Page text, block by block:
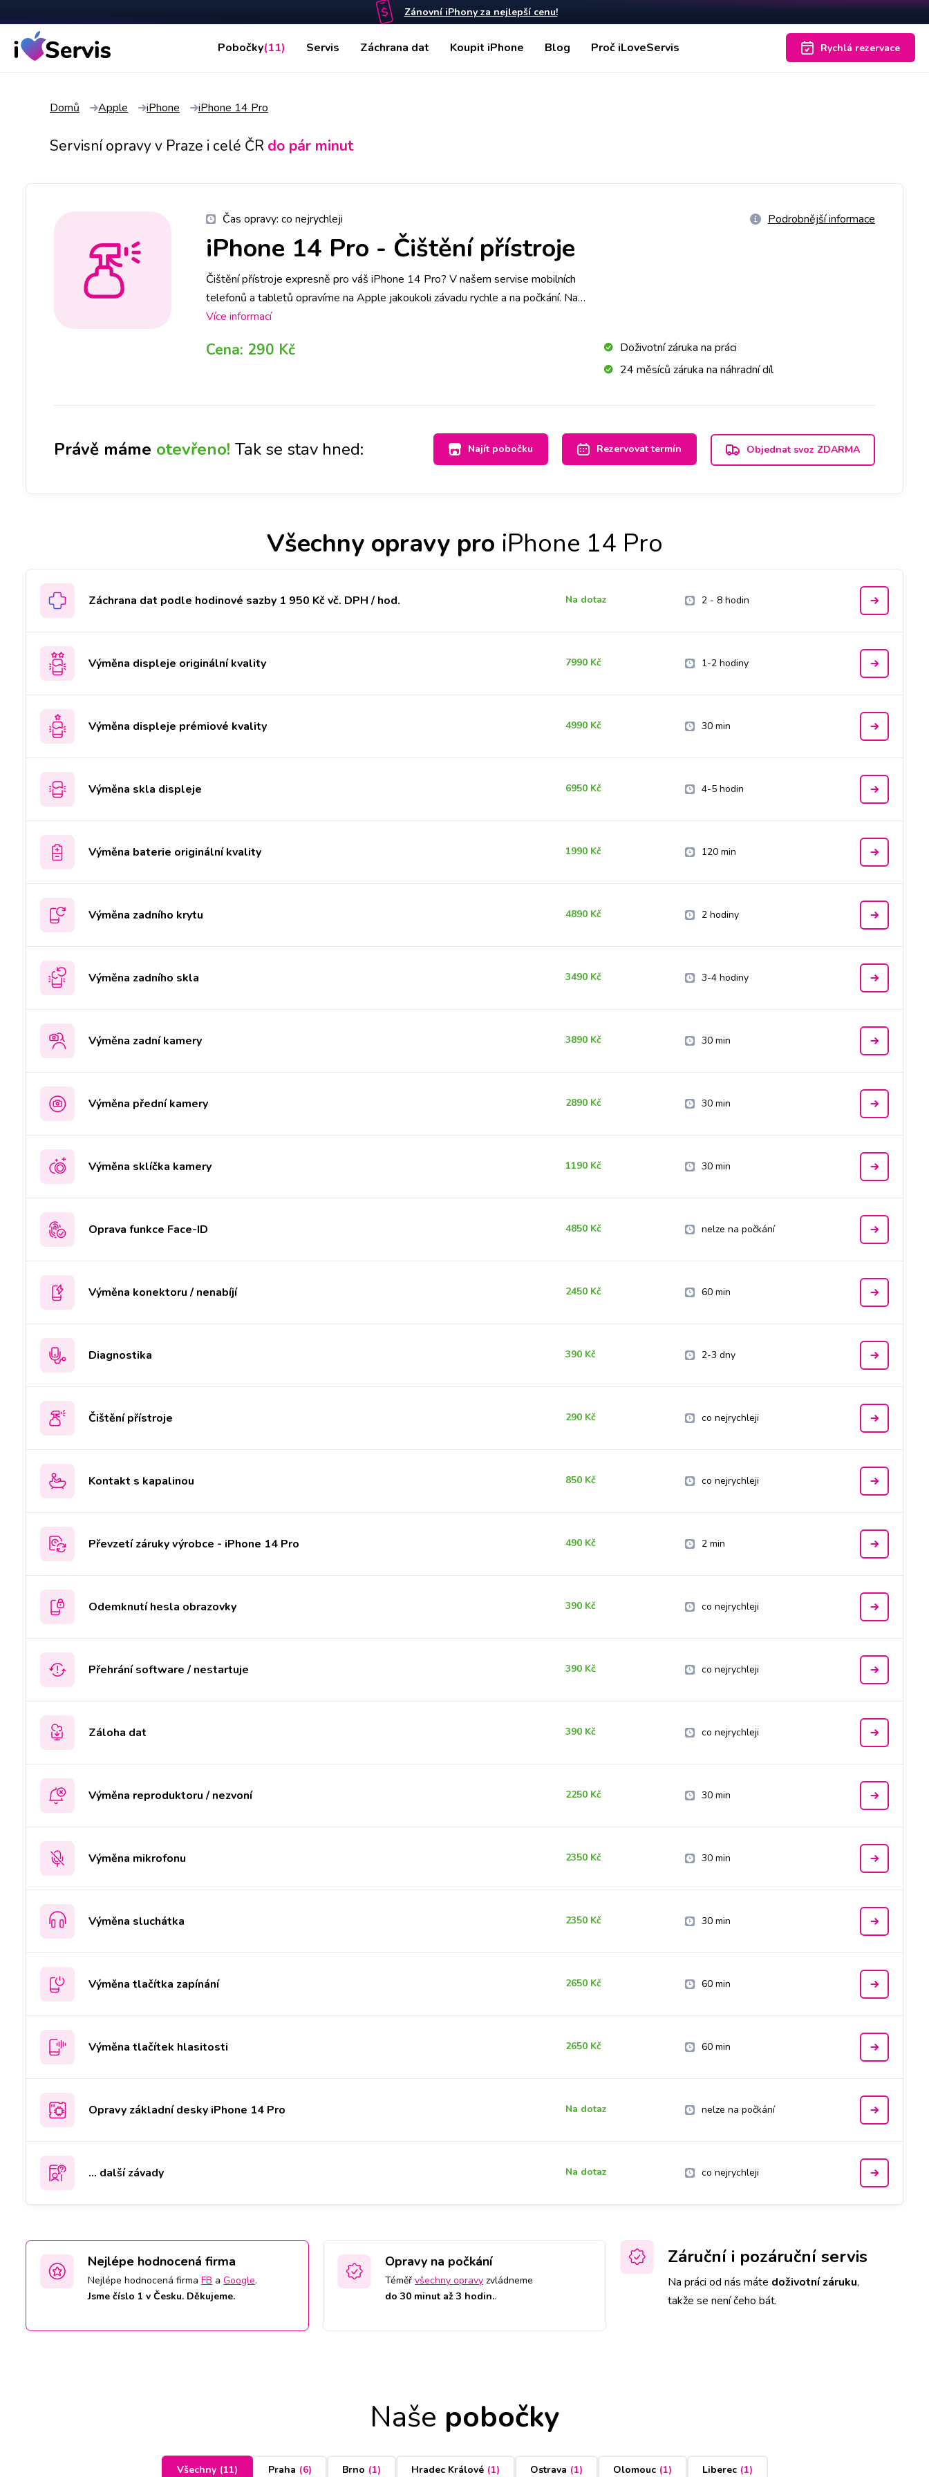
Zánovní iPhony za nejlepší cenu!
Pobočky(11) Servis Záchrana dat Koupit iPhone Blog Proč iLoveServis Rychlá rezervace
Domů Apple iPhone iPhone 14 Pro
Servisní opravy v Praze i celé ČR do pár minut
Čas opravy: co nejrychleji Podrobnější informace
iPhone 14 Pro - Čištění přístroje
Čištění přístroje expresně pro váš iPhone 14 Pro? V našem servise mobilních
telefonů a tabletů opravíme na Apple jakoukoli závadu rychle a na počkání. Na
pobočkách iLoveServis po celé ČR máme velké sklady dílů, tak abyste ještě
Liberci.
Více informací
Cena: 290 Kč
Doživotní záruka na práci
24 měsíců záruka na náhradní díl
Právě máme otevřeno! Tak se stav hned: Najít pobočku Rezervovat termín Objednat svoz ZDARMA
Všechny opravy pro iPhone 14 Pro
Záchrana dat podle hodinové sazby 1 950 Kč vč. DPH / hod. Na dotaz 2 - 8 hodin
Výměna displeje originální kvality 7990 Kč 1-2 hodiny
Výměna displeje prémiové kvality 4990 Kč 30 min
Výměna skla displeje 6950 Kč 4-5 hodin
Výměna baterie originální kvality 1990 Kč 120 min
Výměna zadního krytu 4890 Kč 2 hodiny
Výměna zadního skla 3490 Kč 3-4 hodiny
Výměna zadní kamery 3890 Kč 30 min
Výměna přední kamery 2890 Kč 30 min
Výměna sklíčka kamery 1190 Kč 30 min
Oprava funkce Face-ID 4850 Kč nelze na počkání
Výměna konektoru / nenabíjí 2450 Kč 60 min
Diagnostika 390 Kč 2-3 dny
Čištění přístroje 290 Kč co nejrychleji
Kontakt s kapalinou 850 Kč co nejrychleji
Převzetí záruky výrobce - iPhone 14 Pro 490 Kč 2 min
Odemknutí hesla obrazovky 390 Kč co nejrychleji
Přehrání software / nestartuje 390 Kč co nejrychleji
Záloha dat 390 Kč co nejrychleji
Výměna reproduktoru / nezvoní 2250 Kč 30 min
Výměna mikrofonu 2350 Kč 30 min
Výměna sluchátka 2350 Kč 30 min
Výměna tlačítka zapínání 2650 Kč 60 min
Výměna tlačítek hlasitosti 2650 Kč 60 min
Opravy základní desky iPhone 14 Pro Na dotaz nelze na počkání
... další závady Na dotaz co nejrychleji
Nejlépe hodnocená firma
Nejlépe hodnocená firma FB a Google.
Jsme číslo 1 v Česku. Děkujeme.
Opravy na počkání
Téměř všechny opravy zvládneme
do 30 minut až 3 hodin..
Záruční i pozáruční servis
Na práci od nás máte doživotní záruku,
takže se není čeho bát.
Naše pobočky
Všechny (11) Praha (6) Brno (1) Hradec Králové (1) Ostrava (1) Olomouc (1) Liberec (1)